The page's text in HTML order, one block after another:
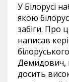
У Білорусі
якою
забіги. Про
написав
Демидович,
досить